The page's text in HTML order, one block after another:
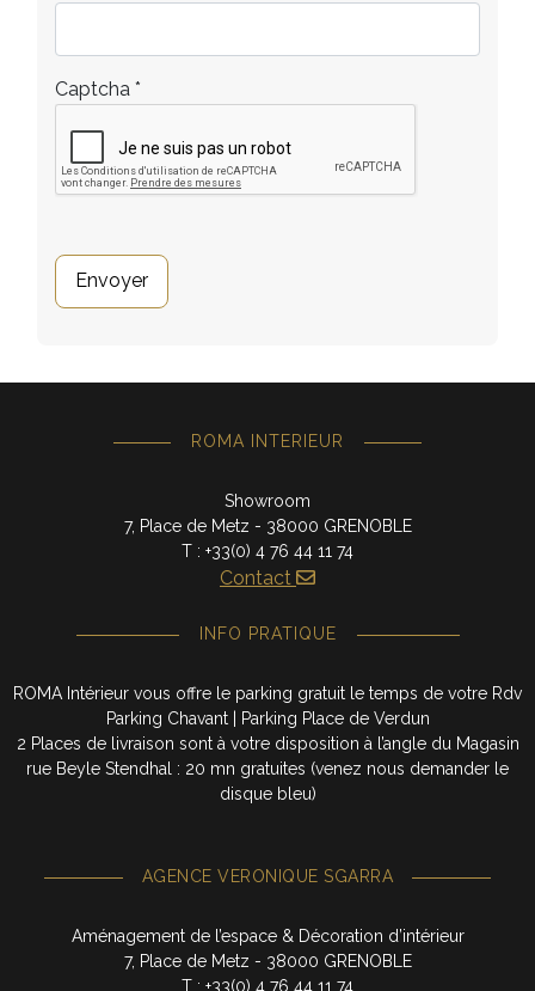
Captcha *
Envoyer
ROMA INTERIEUR
Showroom
7, Place de Metz - 38000 GRENOBLE
T : +33(0) 4 76 44 11 74
Contact
INFO PRATIQUE
ROMA Intérieur vous offre le parking gratuit le temps de votre Rdv
Parking Chavant | Parking Place de Verdun
2 Places de livraison sont à votre disposition à l’angle du Magasin
rue Beyle Stendhal : 20 mn gratuites (venez nous demander le
disque bleu)
AGENCE VERONIQUE SGARRA
Aménagement de l’espace & Décoration d’intérieur
7, Place de Metz - 38000 GRENOBLE
T : +33(0) 4 76 44 11 74